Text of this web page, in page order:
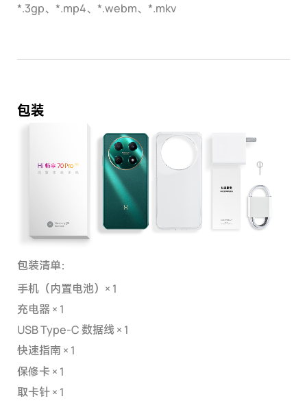
*.3gp、*.mp4、*.webm、*.mkv
包装
包装清单：
手机（内置电池）× 1
充电器 × 1
USB Type-C 数据线 × 1
快速指南 × 1
保修卡 × 1
取卡针 × 1